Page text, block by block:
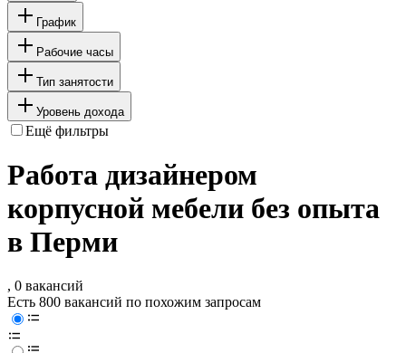
График
Рабочие часы
Тип занятости
Уровень дохода
Ещё фильтры
Работа дизайнером
корпусной мебели без опыта
в Перми
, 0 вакансий
Есть 800 вакансий по похожим запросам